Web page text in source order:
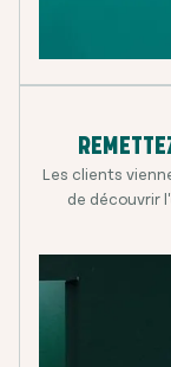
Les clients
de découvrir